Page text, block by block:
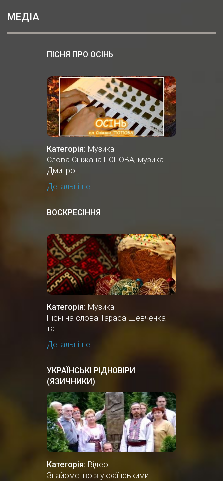
МЕДІА
ПІСНЯ ПРО ОСІНЬ
Категорія: Музика
Cлова Сніжана ПОПОВА, музика
Дмитро...
Детальніше...
ВОСКРЕСІННЯ
Категорія: Музика
Пісні на слова Тараса Шевченка
та...
Детальніше...
УКРАЇНСЬКІ РІДНОВІРИ
(ЯЗИЧНИКИ)
Категорія: Відео
Знайомство з українськими